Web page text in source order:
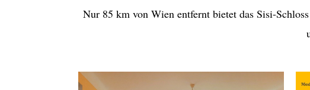
Nur 85 km von Wien entfernt bietet das Sisi-